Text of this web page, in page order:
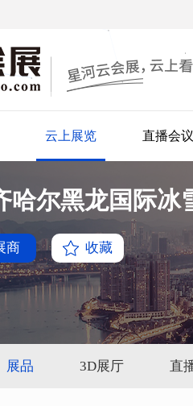
云上展览 直播会议
哈尔黑龙国际冰
商 收藏
展品 3D展厅 直